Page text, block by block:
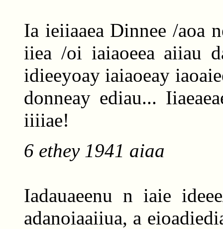
Ia ieiiaaea Dinnee /aoa
iiea /oi iaiaoeea aiiau
idieeyoay iaiaoeay
donneay ediau...
iiiiae!
6 ethey 1941 aiaa
Iadauaeenu n iaie
adanoiaaiiua, a